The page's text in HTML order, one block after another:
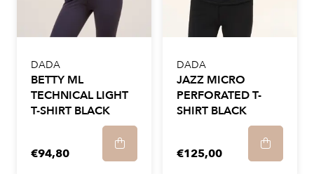
DADA
BETTY ML
TECHNICAL LIGHT
T-SHIRT BLACK
€94,80
DADA
JAZZ MICRO
PERFORATED T-
SHIRT BLACK
€125,00